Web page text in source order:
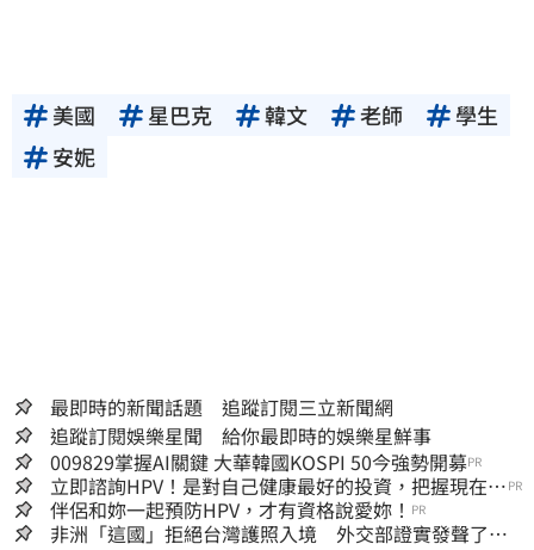
美國 星巴克 韓文 老師
學生
安妮
最即時的新聞話題 追蹤訂閱三立新聞網
追蹤訂閱娛樂星聞 給你最即時的娛樂星鮮事
009829掌握AI關鍵 大華韓國KOSPI 50今強勢開募PR
立即諮詢HPV！是對自己健康最好的投資，把握現在不
嫌晚！
PR
伴侶和妳一起預防HPV，才有資格說愛妳！ PR
非洲「這國」拒絕台灣護照入境 外交部證實發聲了：